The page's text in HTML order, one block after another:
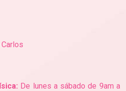
De lunes a sábado de 9am a